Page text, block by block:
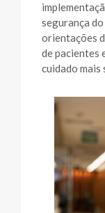
segurança
orientações
de pacientes
cuidado mais